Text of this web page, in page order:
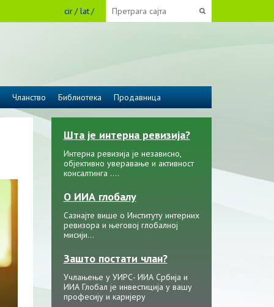
cir lat
Чланство Библиотека Продавница
Шта је интерна ревизија?
Интерна ревизија је независно,
објективно уверавање и активност
консалтинга ....
О ИИА глобалу
Сазнајте више о Институту интерних
ревизора и његовој глобалној
мисији…
Зашто постати члан?
Учлањење у УИРС- ИИА Србија и
ИИА Глобал је инвестиција у вашу
професију и каријеру